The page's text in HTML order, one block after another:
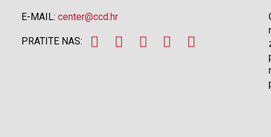
E-MAIL: center@ccd.hr
PRATITE NAS: